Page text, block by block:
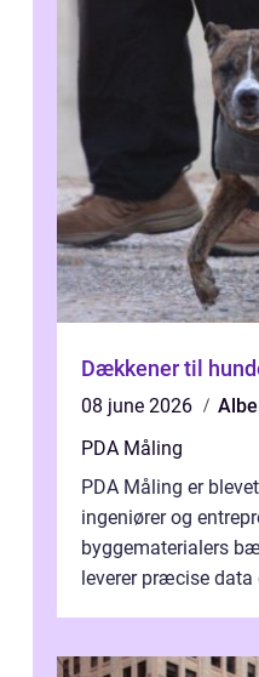
Dækkener til
08 june 2026
PDA Måling
PDA Måling er
ingeniører og
byggematerialers
leverer præcise data